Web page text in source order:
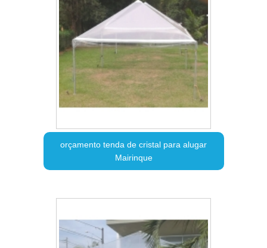
orçamento tenda de cristal para alugar
Mairinque